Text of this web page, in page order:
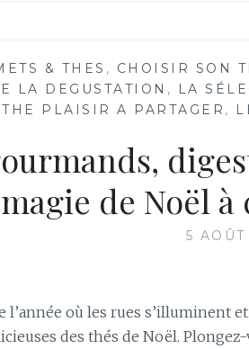
& THES , CHOISIR SON
LA DEGUSTATION , LA
PLAISIR A PARTAGER ,
magie de Noël à
5
l’année où les rues s’illuminent
des thés de Noël.